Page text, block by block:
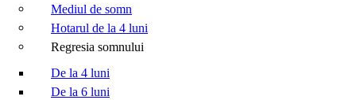
Mediul de somn
Hotarul de la 4 luni
Regresia somnului
De la 4 luni
De la 6 luni